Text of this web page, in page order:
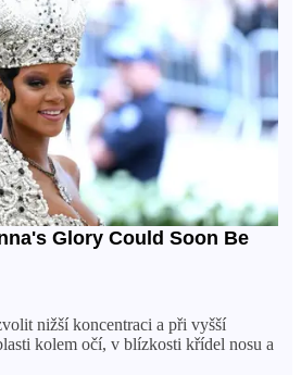
nižší koncentraci a při vyšší
kolem očí, v blízkosti křídel nosu a